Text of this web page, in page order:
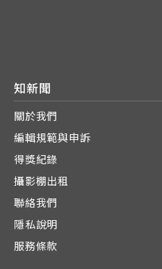
知新聞
關於我們
編輯規範與申訴
得獎紀錄
攝影棚出租
聯絡我們
隱私說明
服務條款